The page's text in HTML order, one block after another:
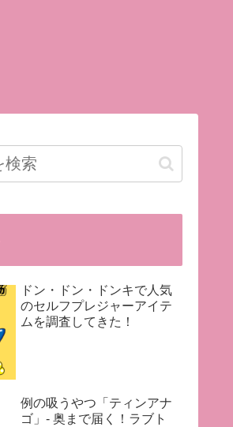
ドン・ドン・ドンキで人気
のセルフプレジャーアイテ
ムを調査してきた！
例の吸うやつ「ティンアナ
ゴ」- 奥まで届く！ラブト